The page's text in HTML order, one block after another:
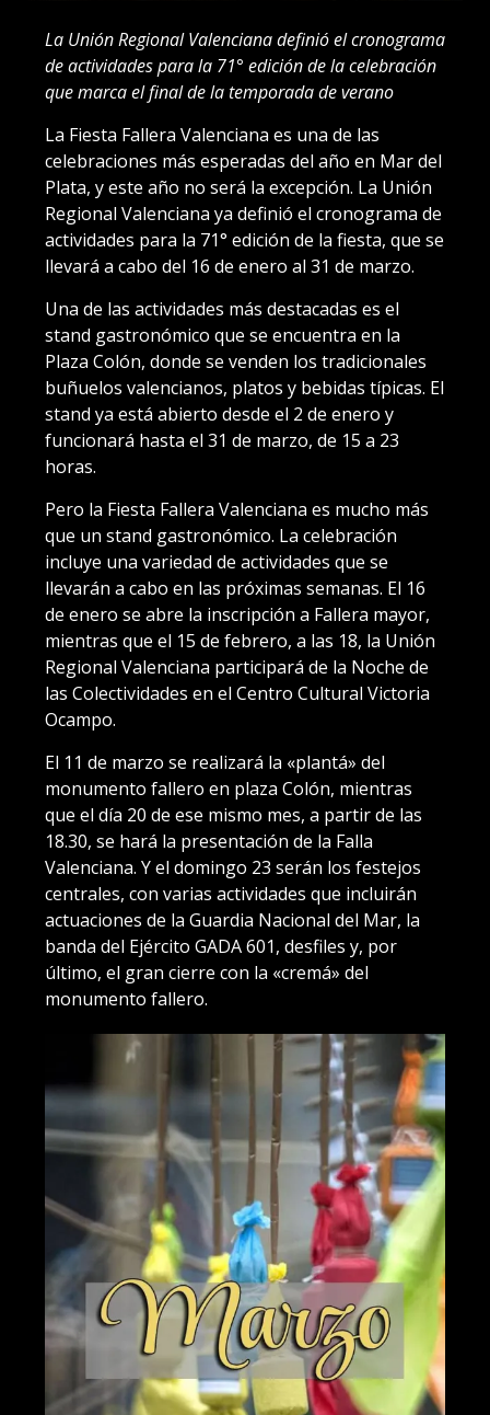
La Unión Regional Valenciana definió el cronograma
de actividades para la 71° edición de la celebración
que marca el final de la temporada de verano
La Fiesta Fallera Valenciana es una de las
celebraciones más esperadas del año en Mar del
Plata, y este año no será la excepción. La Unión
Regional Valenciana ya definió el cronograma de
actividades para la 71° edición de la fiesta, que se
llevará a cabo del 16 de enero al 31 de marzo.
Una de las actividades más destacadas es el
stand gastronómico que se encuentra en la
Plaza Colón, donde se venden los tradicionales
buñuelos valencianos, platos y bebidas típicas. El
stand ya está abierto desde el 2 de enero y
funcionará hasta el 31 de marzo, de 15 a 23
horas.
Pero la Fiesta Fallera Valenciana es mucho más
que un stand gastronómico. La celebración
incluye una variedad de actividades que se
llevarán a cabo en las próximas semanas. El 16
de enero se abre la inscripción a Fallera mayor,
mientras que el 15 de febrero, a las 18, la Unión
Regional Valenciana participará de la Noche de
las Colectividades en el Centro Cultural Victoria
Ocampo.
El 11 de marzo se realizará la «plantá» del
monumento fallero en plaza Colón, mientras
que el día 20 de ese mismo mes, a partir de las
18.30, se hará la presentación de la Falla
Valenciana. Y el domingo 23 serán los festejos
centrales, con varias actividades que incluirán
actuaciones de la Guardia Nacional del Mar, la
banda del Ejército GADA 601, desfiles y, por
último, el gran cierre con la «cremá» del
monumento fallero.